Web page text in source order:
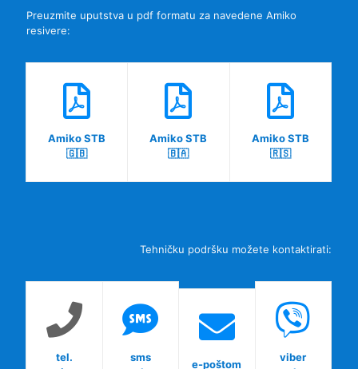
Preuzmite uputstva u pdf formatu za navedene Amiko
resivere:
Amiko STB
🇬🇧
Amiko STB
🇧🇦
Amiko STB
🇷🇸
Tehničku podršku možete kontaktirati:
tel.
sms
e-poštom
viber